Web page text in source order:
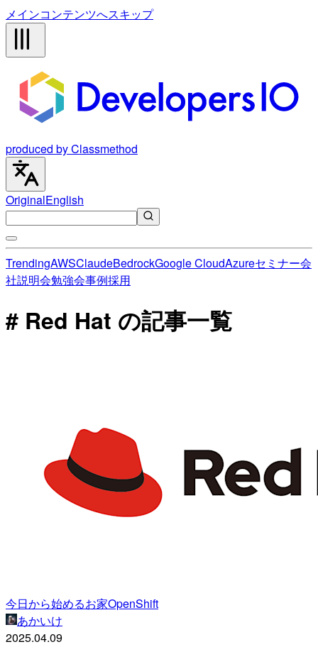
メインコンテンツへスキップ
produced by Classmethod
OriginalEnglish
TrendingAWSClaudeBedrockGoogle CloudAzureセミナー会
社説明会勉強会事例採用
# Red Hat の記事一覧
今日から始めるお家OpenShift
あかいけ
2025.04.09